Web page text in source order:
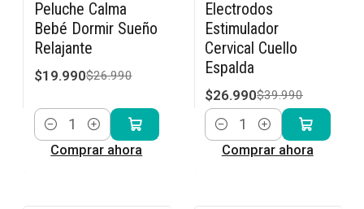
Peluche Calma
Bebé Dormir Sueño
Relajante
$19.990$26.990
Cantidad
Comprar ahora
Electrodos
Estimulador
Cervical Cuello
Espalda
$26.990$39.990
Cantidad
Comprar ahora